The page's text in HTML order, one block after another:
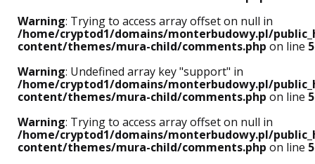
Warning: Trying to access array offset on null in
/home/cryptod1/domains/monterbudowy.pl/
content/themes/mura-child/comments.php on line
Warning: Undefined array key "support" in
/home/cryptod1/domains/monterbudowy.pl/
content/themes/mura-child/comments.php on line
Warning: Trying to access array offset on null in
/home/cryptod1/domains/monterbudowy.pl/
content/themes/mura-child/comments.php on line